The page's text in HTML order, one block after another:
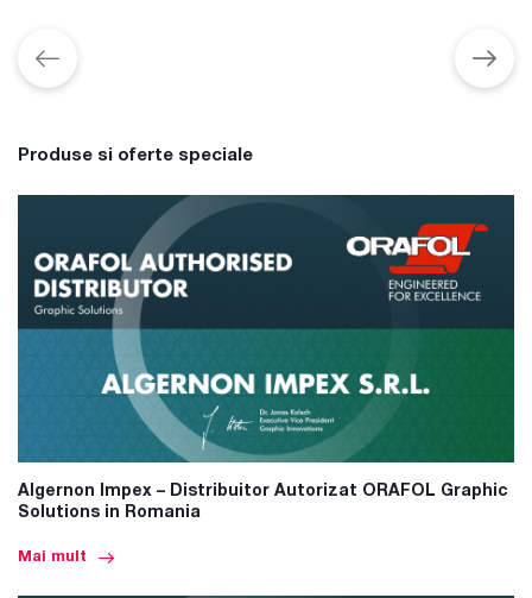
Produse si oferte speciale
Algernon Impex – Distribuitor Autorizat ORAFOL Graphic
Solutions in Romania
Mai mult